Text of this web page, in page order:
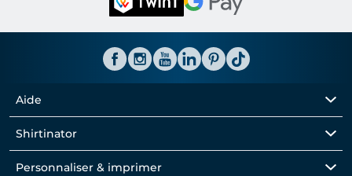
Aide
Shirtinator
Personnaliser & imprimer